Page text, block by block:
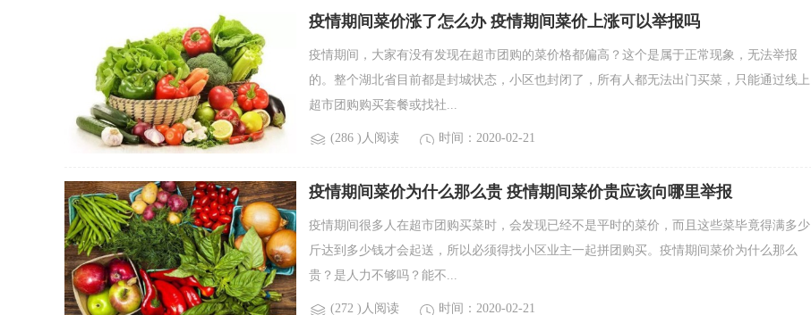
疫情期间菜价涨了怎么办 疫情期间菜价上涨可以举报吗
疫情期间，大家有没有发现在超市团购的菜价格都偏高？这个是属于正常现象，无法举报
的。整个湖北省目前都是封城状态，小区也封闭了，所有人都无法出门买菜，只能通过线上
超市团购购买套餐或找社...
(286 )人阅读 时间：2020-02-21
疫情期间菜价为什么那么贵 疫情期间菜价贵应该向哪里举报
疫情期间很多人在超市团购买菜时，会发现已经不是平时的菜价，而且这些菜毕竟得满多少
斤达到多少钱才会起送，所以必须得找小区业主一起拼团购买。疫情期间菜价为什么那么
贵？是人力不够吗？能不...
(272 )人阅读 时间：2020-02-21